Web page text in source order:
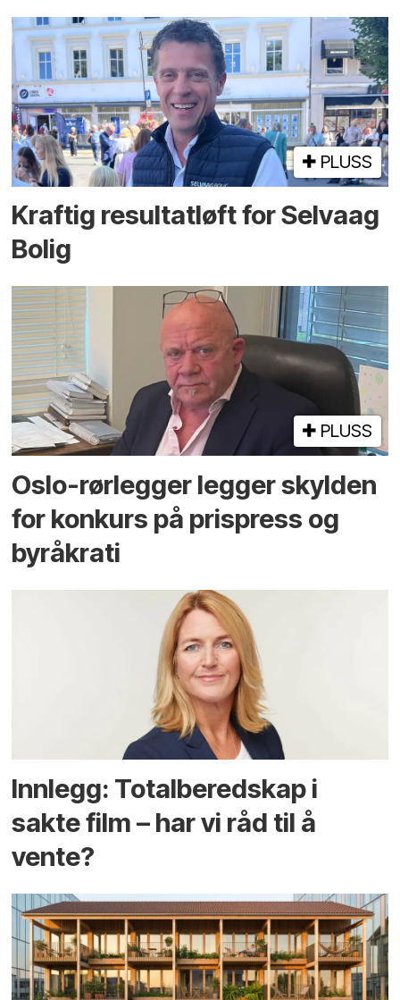
PLUSS
Kraftig resultatløft for Selvaag
Bolig
PLUSS
Oslo-rørlegger legger skylden
for konkurs på prispress og
byråkrati
Innlegg: Totalberedskap i
sakte film – har vi råd til å
vente?